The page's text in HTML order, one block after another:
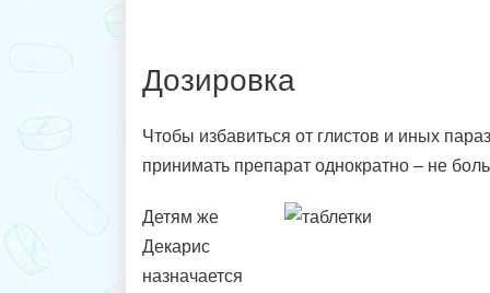
Дозировка
Чтобы избавиться от глистов и иных
принимать препарат однократно – не
Детям же
Декарис
назначается